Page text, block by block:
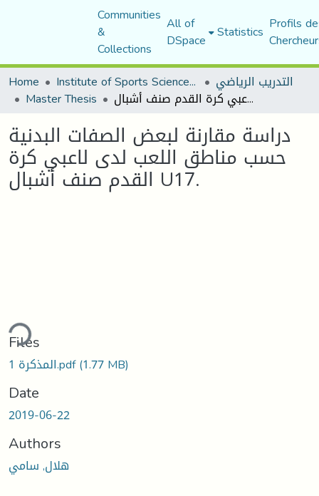
Communities
&
Collections
All of
DSpace Statistics Profils
Home
Institute of Sports Sciences and Techniques التدريب الرياضي
Master Thesis دراسة مقارنة لبعض الصفات البدنية حسب مناطق اللعب لدى لاعبي كرة القدم صنف أشبال U17.
دراسة مقارنة لبعض الصفات البدنية
حسب مناطق اللعب لدى لاعبي كرة
القدم صنف أشبال U17.
Loading...
Files
المذكرة 1.pdf(1.77 MB)
Date
2019-06-22
Authors
هلال, سامي